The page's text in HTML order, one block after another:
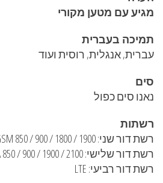
מגיע עם מטען מקורי
תמיכה בעברית
עברית, אנגלית, רוסית ועוד
סים
נאנו סים כפול
רשתות
רשת דור שני: GSM 850 / 900 / 1800 / 1900
רשת דור שלישי: HSDPA 850 / 900 / 1900 / 2100
רשת דור רביעי: LTE